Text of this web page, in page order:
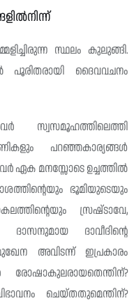
സ്ഥലം കുലുങ്ങി.
പൂരിതരായി ദൈവവചനം
സ്വസമൂഹത്തിലെത്തി
പറഞ്ഞകാര്യങ്ങൾ
ഏക മനസ്സോടെ ഉച്ചത്തിൽ
ഭൂമിയുടെയും
സ്രഷ്‌ടാവേ,
ദാവീദിന്റെ
അവിടന്ന് ഇപ്രകാരം
രോഷാകുലരായതെന്തിന്?
ചെയ്തതുമെന്തിന്?